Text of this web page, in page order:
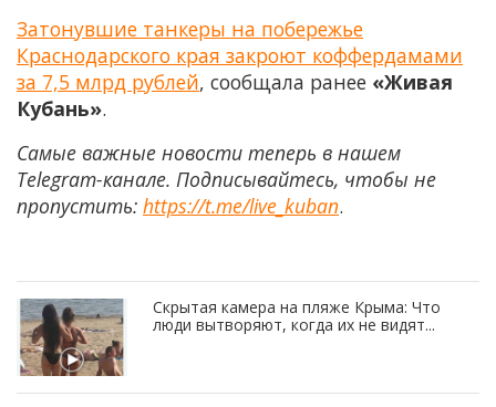
Затонувшие танкеры на побережье
Краснодарского края закроют коффердамами
за 7,5 млрд рублей, сообщала ранее «Живая
Кубань».
Самые важные новости теперь в нашем
Telegram-канале. Подписывайтесь, чтобы не
пропустить: https://t.me/live_kuban.
Скрытая камера на пляже Крыма: Что
люди вытворяют, когда их не видят...